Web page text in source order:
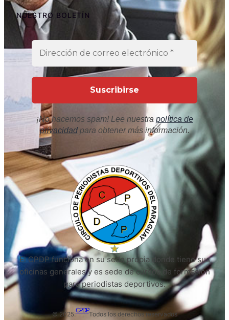
NUESTRO BOLETÍN
¡No hacemos spam! Lee nuestra política de
privacidadpara obtener más información.
El CPDP funciona en su sede propia donde tiene sus
oficinas generales y es sede de cursos de formación
para periodistas deportivos.
© 2025.
CPDP
Todos los derechos reservados